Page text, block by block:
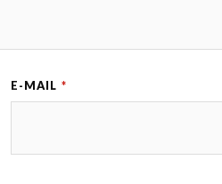
E-MAIL *